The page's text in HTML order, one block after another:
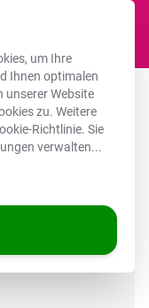
um Ihre
Ihnen optimalen
unserer Website
zu. Weitere
Richtlinie. Sie
verwalten...
- Wüste
SOMMERDEALS